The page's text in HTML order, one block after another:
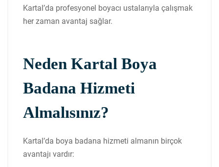
Kartal’da profesyonel boyacı ustalarıyla çalışmak
her zaman avantaj sağlar.
Neden Kartal Boya
Badana Hizmeti
Almalısınız?
Kartal’da boya badana hizmeti almanın birçok
avantajı vardır: